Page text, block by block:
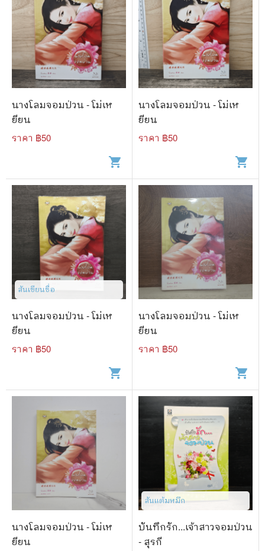
นางโลมจอมป่วน - โม่เห
ยียน
ราคา ฿50
shopping_cart
นางโลมจอมป่วน - โม่เห
ยียน
ราคา ฿50
shopping_cart
สันเขียนชื่อ
นางโลมจอมป่วน - โม่เห
ยียน
ราคา ฿50
shopping_cart
นางโลมจอมป่วน - โม่เห
ยียน
ราคา ฿50
shopping_cart
นางโลมจอมป่วน - โม่เห
ยียน
สันแต้มหมึก
บันทึกรัก...เจ้าสาวจอมป่วน
- สุรกี